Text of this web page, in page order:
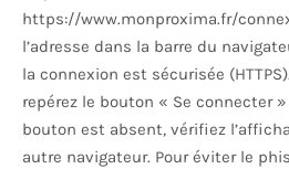
https://www.monproxima.fr/
l’adresse dans la barre du
la connexion est sécurisée
repérez le bouton « Se connecter
bouton est absent, vérifiez
autre navigateur. Pour éviter le